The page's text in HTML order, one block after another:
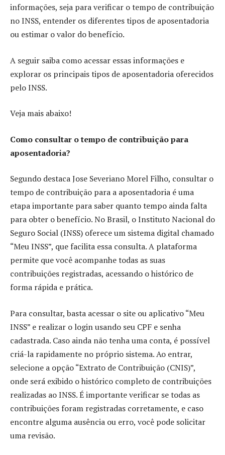
informações, seja para verificar o tempo de contribuição
no INSS, entender os diferentes tipos de aposentadoria
ou estimar o valor do benefício.
A seguir saiba como acessar essas informações e
explorar os principais tipos de aposentadoria oferecidos
pelo INSS.
Veja mais abaixo!
Como consultar o tempo de contribuição para
aposentadoria?
Segundo destaca Jose Severiano Morel Filho, consultar o
tempo de contribuição para a aposentadoria é uma
etapa importante para saber quanto tempo ainda falta
para obter o benefício. No Brasil, o Instituto Nacional do
Seguro Social (INSS) oferece um sistema digital chamado
“Meu INSS”, que facilita essa consulta. A plataforma
permite que você acompanhe todas as suas
contribuições registradas, acessando o histórico de
forma rápida e prática.
Para consultar, basta acessar o site ou aplicativo “Meu
INSS” e realizar o login usando seu CPF e senha
cadastrada. Caso ainda não tenha uma conta, é possível
criá-la rapidamente no próprio sistema. Ao entrar,
selecione a opção “Extrato de Contribuição (CNIS)”,
onde será exibido o histórico completo de contribuições
realizadas ao INSS. É importante verificar se todas as
contribuições foram registradas corretamente, e caso
encontre alguma ausência ou erro, você pode solicitar
uma revisão.